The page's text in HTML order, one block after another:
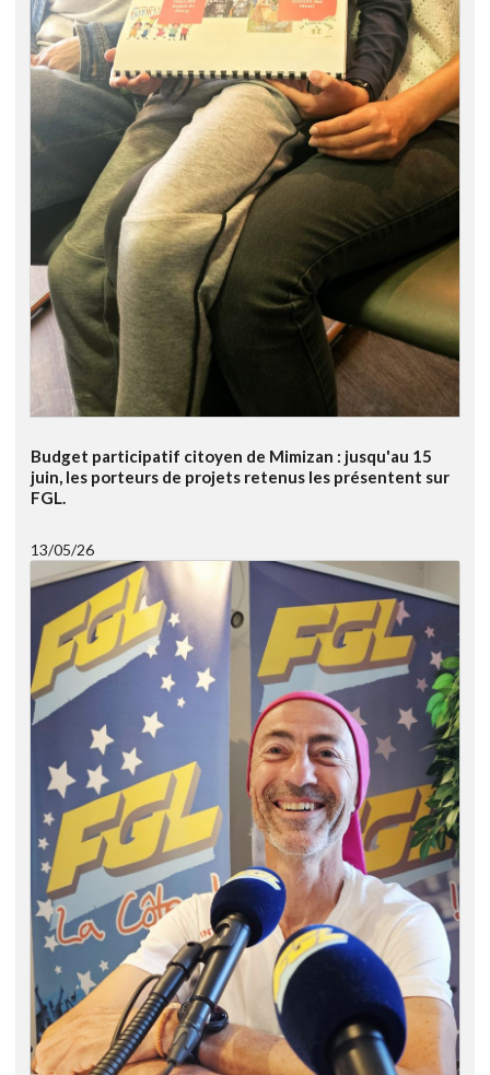
Budget participatif citoyen de Mimizan : jusqu'au 15
juin, les porteurs de projets retenus les présentent sur
FGL.
13/05/26